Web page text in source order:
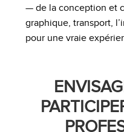
— de la conception et
graphique, transport,
pour une vraie